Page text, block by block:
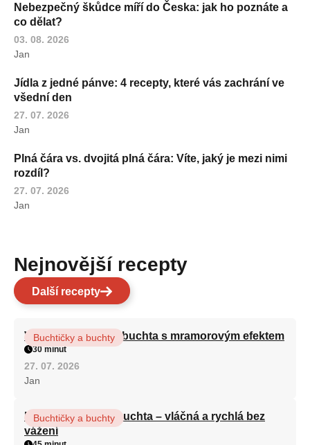
Nebezpečný škůdce míří do Česka: jak ho poznáte a
co dělat?
03. 08. 2026
Jan
Jídla z jedné pánve: 4 recepty, které vás zachrání ve
všední den
27. 07. 2026
Jan
Plná čára vs. dvojitá plná čára: Víte, jaký je mezi nimi
rozdíl?
27. 07. 2026
Jan
Nejnovější recepty
Další recepty
Vláčná olejová litá buchta s mramorovým efektem
Buchtičky a buchty
30 minut
27. 07. 2026
Jan
Hrnková maková buchta – vláčná a rychlá bez
vážení
Buchtičky a buchty